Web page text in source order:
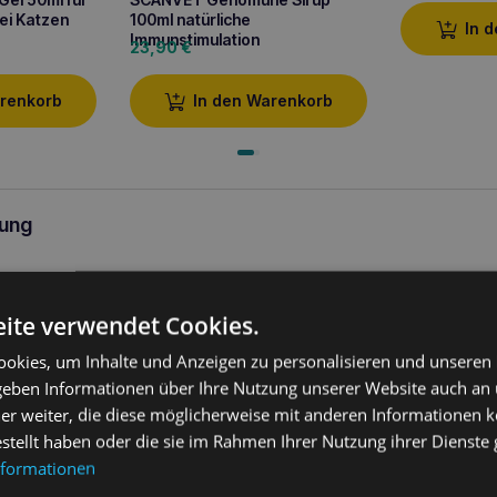
Katzen
100ml natürliche
Immunstimulation
23,90€
In den Warenkorb
In
cat 100ml
, Typ-II-Kollagen, Hyaluronsäure, Vitamin C und E sowie
die Gelenkfunktion, nährt den Gelenkknorpel
besonders beiosteoarthritischen Veränderungen,
sowie als vorbeugende Maßnahme bei älteren Katzen
Katzenempfohlen.
Omega cat 100ml – Ihr
verwendet Cookies.
um Inhalte und Anzeigen zu personalisieren und
Informationen über Ihre Nutzung unserer Website auch an
weiter, die diese möglicherweise mit anderen Informationen
haben oder die sie im Rahmen Ihrer Nutzung ihrer Dienste